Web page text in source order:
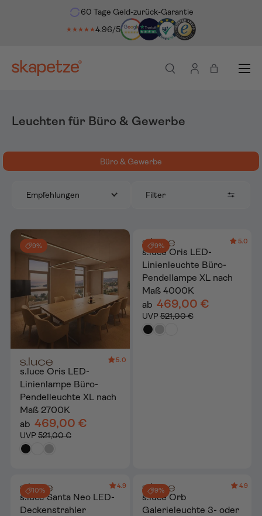
60 Tage Geld-zurück-Garantie
★★★★★4.96/5
Suche
Einloggen
Menü
Leuchten für Büro & Gewerbe
Büro & Gewerbe
Empfehlungen Filter
9%
5.0
s.luce Oris LED-
Linienlampe Büro-
Pendelleuchte XL nach
Maß 2700K
ab 469,00 €
UVP 521,00 €
9%
5.0
s.luce Oris LED-
Linienleuchte Büro-
Pendellampe XL nach
Maß 4000K
ab 469,00 €
UVP521,00 €
10%
4.9
s.luce Santa Neo LED-
Deckenstrahler
9%
4.9
s.luce Orb
Galerieleuchte 3- oder